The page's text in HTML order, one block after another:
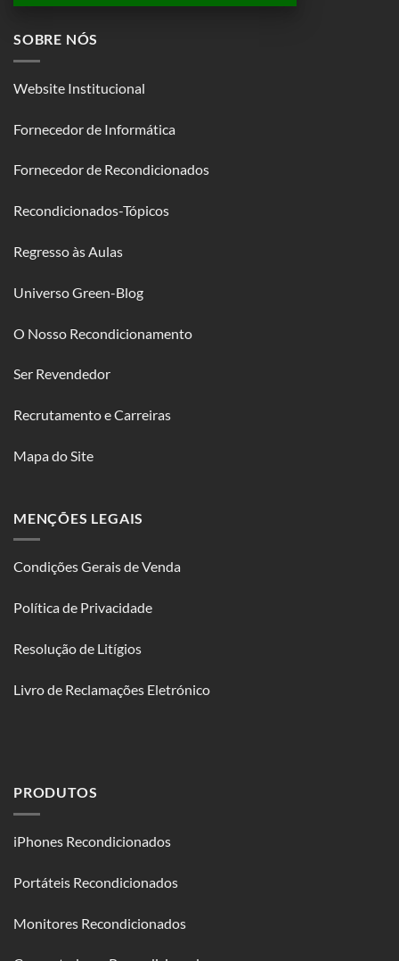
SOBRE NÓS
Website Institucional
Fornecedor de Informática
Fornecedor de Recondicionados
Recondicionados-Tópicos
Regresso às Aulas
Universo Green-Blog
O Nosso Recondicionamento
Ser Revendedor
Recrutamento e Carreiras
Mapa do Site
MENÇÕES LEGAIS
Condições Gerais de Venda
Política de Privacidade
Resolução de Litígios
Livro de Reclamações Eletrónico
PRODUTOS
iPhones Recondicionados
Portáteis Recondicionados
Monitores Recondicionados